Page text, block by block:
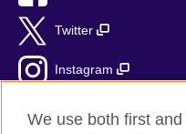
Twitter
Instagram
We use both first